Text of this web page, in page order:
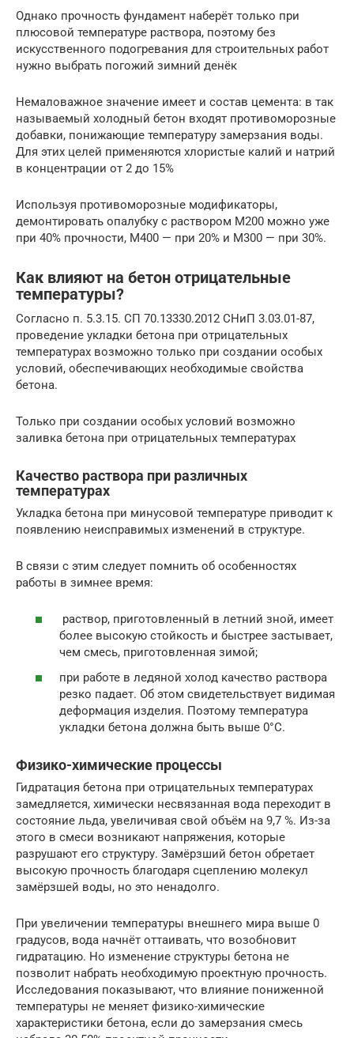
Однако прочность фундамент наберёт только при
плюсовой температуре раствора, поэтому без
искусственного подогревания для строительных работ
нужно выбрать погожий зимний денёк
Немаловажное значение имеет и состав цемента: в так
называемый холодный бетон входят противоморозные
добавки, понижающие температуру замерзания воды.
Для этих целей применяются хлористые калий и натрий
в концентрации от 2 до 15%
Используя противоморозные модификаторы,
демонтировать опалубку с раствором М200 можно уже
при 40% прочности, М400 — при 20% и М300 — при 30%.
Как влияют на бетон отрицательные
температуры?
Согласно п. 5.3.15. СП 70.13330.2012 СНиП 3.03.01-87,
проведение укладки бетона при отрицательных
температурах возможно только при создании особых
условий, обеспечивающих необходимые свойства
бетона.
Только при создании особых условий возможно
заливка бетона при отрицательных температурах
Качество раствора при различных
температурах
Укладка бетона при минусовой температуре приводит к
появлению неисправимых изменений в структуре.
В связи с этим следует помнить об особенностях
работы в зимнее время:
раствор, приготовленный в летний зной, имеет
более высокую стойкость и быстрее застывает,
чем смесь, приготовленная зимой;
при работе в ледяной холод качество раствора
резко падает. Об этом свидетельствует видимая
деформация изделия. Поэтому температура
укладки бетона должна быть выше 0°C.
Физико-химические процессы
Гидратация бетона при отрицательных температурах
замедляется, химически несвязанная вода переходит в
состояние льда, увеличивая свой объём на 9,7 %. Из-за
этого в смеси возникают напряжения, которые
разрушают его структуру. Замёрзший бетон обретает
высокую прочность благодаря сцеплению молекул
замёрзшей воды, но это ненадолго.
При увеличении температуры внешнего мира выше 0
градусов, вода начнёт оттаивать, что возобновит
гидратацию. Но изменение структуры бетона не
позволит набрать необходимую проектную прочность.
Исследования показывают, что влияние пониженной
температуры не меняет физико-химические
характеристики бетона, если до замерзания смесь